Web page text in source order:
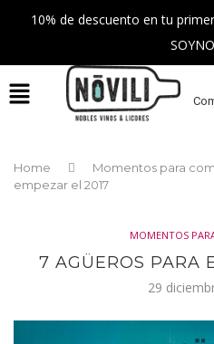
10% de descuento en tu
Home Momentos para
empezar el 2017
MOMENTOS
7 AGÜEROS PARA
29